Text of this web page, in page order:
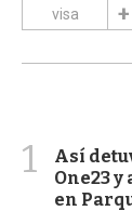
visa
1
Así
One23
en